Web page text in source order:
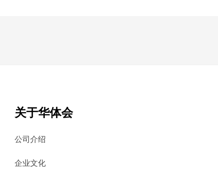
关于华体会
公司介绍
企业文化